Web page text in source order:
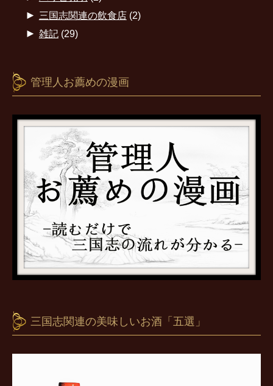
► 三国志関連の飲食店(2)
► 雑記(29)
管理人お薦めの漫画
三国志関連の美味しいお酒「五選」